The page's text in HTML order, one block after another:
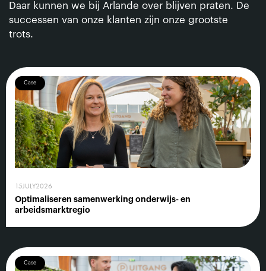
Daar kunnen we bij Arlande over blijven praten. De
successen van onze klanten zijn onze grootste
trots.
Case
15JULY2026
Optimaliseren samenwerking onderwijs- en
arbeidsmarktregio
Case